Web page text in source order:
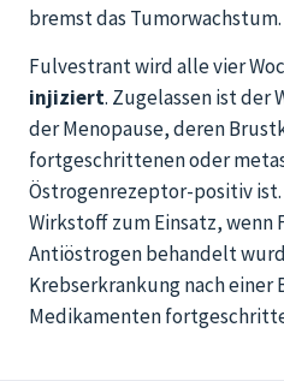
bremst das Tumorwachstum.
Fulvestrant wird alle vier
injiziert. Zugelassen ist der
der Menopause, deren
fortgeschrittenen oder
Östrogenrezeptor-positiv
Wirkstoff zum Einsatz, wenn
Antiöstrogen behandelt
Krebserkrankung nach einer
Medikamenten